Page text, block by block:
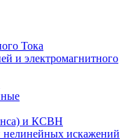
Тока
и электромагнитного
и КСВН
нелинейных искажений